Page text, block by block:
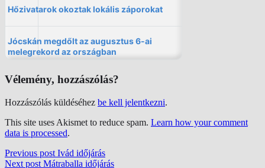
Vélemény, hozzászólás?
Hozzászólás küldéséhez be kell jelentkezni.
This site uses Akismet to reduce spam. Learn how your comment
data is processed.
Previous post Ivád időjárás
Next post Mátraballa időjárás